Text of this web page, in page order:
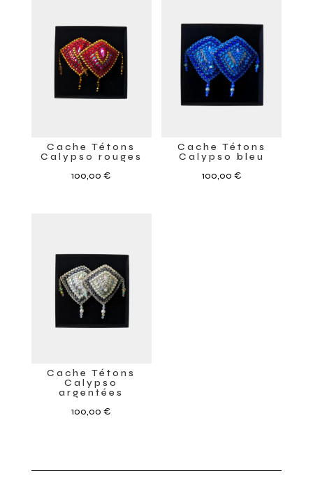
Cache Tétons
Calypso rouges
100,00€
Cache Tétons
Calypso bleu
100,00 €
Cache Tétons
Calypso
argentées
100,00€